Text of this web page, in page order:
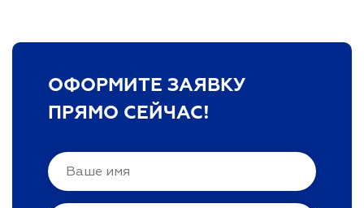
ОФОРМИТЕ ЗАЯВКУ
ПРЯМО СЕЙЧАС!